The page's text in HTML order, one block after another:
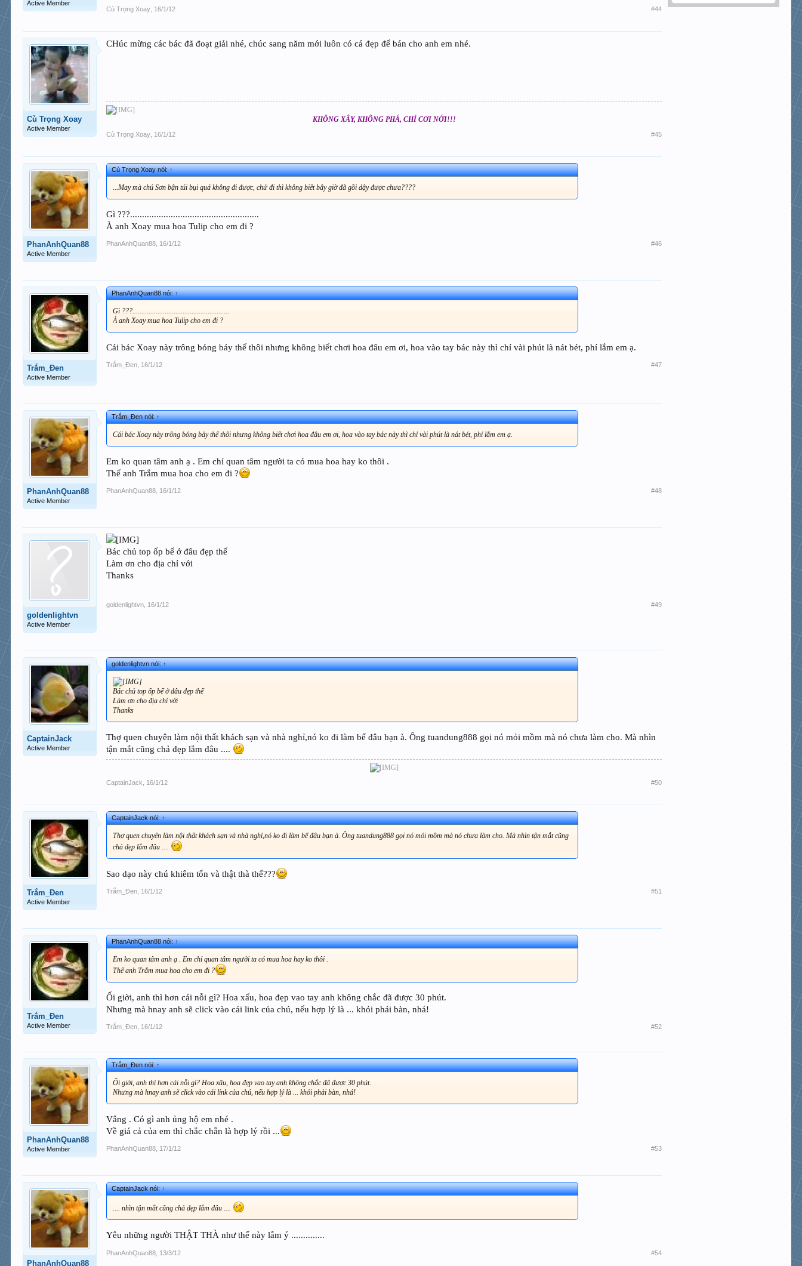
Active Member
Cù Trọng Xoay 16/1/12 #44
Cù Trọng Xoay
Active Member
CHúc mừng các bác đã đoạt giải nhé, chúc sang năm mới luôn có cá đẹp để bán cho anh em nhé.
KHÔNG XÂY, KHÔNG PHÁ, CHỈ CƠI NỚI!!!
Cù Trọng Xoay 16/1/12 #45
PhanAnhQuan88
Active Member
Cù Trọng Xoay nói:↑
...May mà chú Sơn bận túi bụi quá không đi được, chứ đi thì không biêt bây giờ đã gồi dậy được chưa????
Gì ???......................................................
À anh Xoay mua hoa Tulip cho em đi ?
PhanAnhQuan88 16/1/12 #46
Trắm_Đen
Active Member
PhanAnhQuan88 nói:↑
Gì ???......................................................
À anh Xoay mua hoa Tulip cho em đi ?
Cái bác Xoay này trông bóng bảy thế thôi nhưng không biết chơi hoa đâu em ơi, hoa vào tay bác này thì chỉ vài phút là nát bét, phí lắm em ạ.
Trắm_Đen 16/1/12 #47
PhanAnhQuan88
Active Member
Trắm_Đen nói:↑
Cái bác Xoay này trông bóng bảy thế thôi nhưng không biết chơi hoa đâu em ơi, hoa vào tay bác này thì chỉ vài phút là nát bét, phí lắm em ạ.
Em ko quan tâm anh ạ . Em chỉ quan tâm người ta có mua hoa hay ko thôi .
Thế anh Trắm mua hoa cho em đi ?
PhanAnhQuan88 16/1/12 #48
goldenlightvn
Active Member
Bác chủ top ốp bể ở đâu đẹp thế
Làm ơn cho địa chỉ với
Thanks
goldenlightvn 16/1/12 #49
CaptainJack
Active Member
goldenlightvn nói:↑
Bác chủ top ốp bể ở đâu đẹp thế
Làm ơn cho địa chỉ với
Thanks
Thợ quen chuyên làm nội thất khách sạn và nhà nghỉ,nó ko đi làm bể đâu bạn à. Ông tuandung888 gọi nó mỏi mồm mà nó chưa làm cho. Mà nhìn
tận mắt cũng chả đẹp lắm đâu ....
CaptainJack 16/1/12 #50
Trắm_Đen
Active Member
CaptainJack nói:↑
Thợ quen chuyên làm nội thất khách sạn và nhà nghỉ,nó ko đi làm bể đâu bạn à. Ông tuandung888 gọi nó mỏi mồm mà nó chưa làm cho. Mà nhìn tận mắt cũng
chả đẹp lắm đâu ....
Sao dạo này chú khiêm tốn và thật thà thế???
Trắm_Đen 16/1/12 #51
Trắm_Đen
Active Member
PhanAnhQuan88 nói:↑
Em ko quan tâm anh ạ . Em chỉ quan tâm người ta có mua hoa hay ko thôi .
Thế anh Trắm mua hoa cho em đi ?
Ối giời, anh thì hơn cái nỗi gì? Hoa xấu, hoa đẹp vao tay anh không chắc đã được 30 phút.
Nhưng mà hnay anh sẽ click vào cái link của chú, nếu hợp lý là ... khỏi phải bàn, nhá!
Trắm_Đen 16/1/12 #52
PhanAnhQuan88
Active Member
Trắm_Đen nói:↑
Ối giời, anh thì hơn cái nỗi gì? Hoa xấu, hoa đẹp vao tay anh không chắc đã được 30 phút.
Nhưng mà hnay anh sẽ click vào cái link của chú, nếu hợp lý là ... khỏi phải bàn, nhá!
Vâng . Có gì anh ủng hộ em nhé .
Về giá cả của em thì chắc chắn là hợp lý rồi ...
PhanAnhQuan88 17/1/12 #53
PhanAnhQuan88
CaptainJack nói:↑
.... nhìn tận mắt cũng chả đẹp lắm đâu ....
Yêu những người THẬT THÀ như thế này lắm ý ..............
PhanAnhQuan88 13/3/12 #54